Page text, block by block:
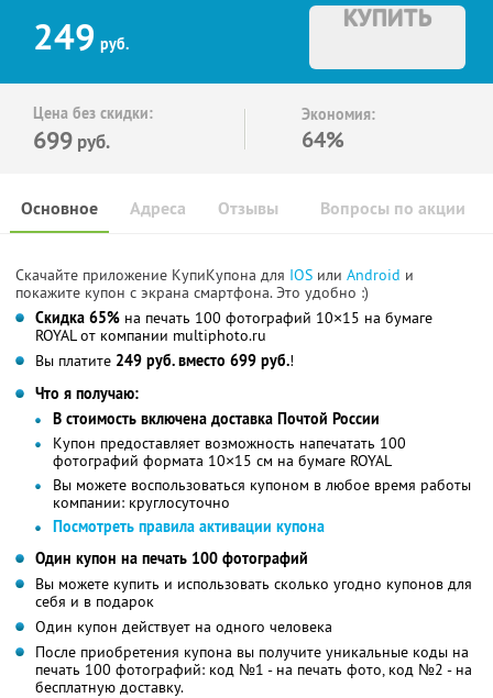
249 руб.
КУПИТЬ
Цена без скидки:
699 руб.
Экономия:
64%
Основное Отзывы Вопросы по акции
Адреса
Скачайте приложение КупиКупона для IOS или Android и
покажите купон с экрана смартфона. Это удобно :)
Скидка 65% на печать 100 фотографий 10×15 на бумаге
ROYAL от компании multiphoto.ru
Вы платите 249 руб. вместо 699 руб.!
Что я получаю:
В стоимость включена доставка Почтой России
Купон предоставляет возможность напечатать 100
фотографий формата 10×15 см на бумаге ROYAL
Вы можете воспользоваться купоном в любое время работы
компании: круглосуточно
Посмотреть правила активации купона
Один купон на печать 100 фотографий
Вы можете купить и использовать сколько угодно купонов для
себя и в подарок
Один купон действует на одного человека
После приобретения купона вы получите уникальные коды на
печать 100 фотографий: код №1 - на печать фото, код №2 - на
бесплатную доставку.